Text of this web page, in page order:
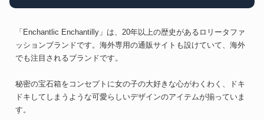
「Enchantlic Enchantilly」は、20年以上の歴史があるロリータファ
ッションブランドです。海外専用の通販サイトも設けていて、海外
でも注目されるブランドです。
秘密の宝石箱をコンセプトに女の子の大好きな心がわくわく、ドキ
ドキしてしまうような可愛らしいデザインのアイテムが揃っていま
す。